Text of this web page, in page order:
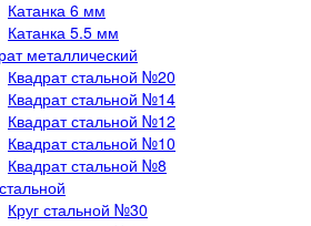
Катанка 6 мм
Катанка 5.5 мм
металлический
Квадрат стальной №20
Квадрат стальной №14
Квадрат стальной №12
Квадрат стальной №10
Квадрат стальной №8
Круг стальной №30